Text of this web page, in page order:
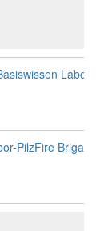
PilzFire